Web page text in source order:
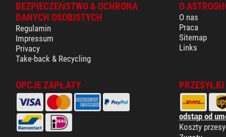
BEZPIECZEŃSTWO & OCHRONA
DANYCH OSOBISTYCH
Regulamin
Impressum
Privacy
Take-back & Recycling
O
O nas
Praca
Sitemap
Links
OPCJE ZAPŁATY
odstąp od
Koszty